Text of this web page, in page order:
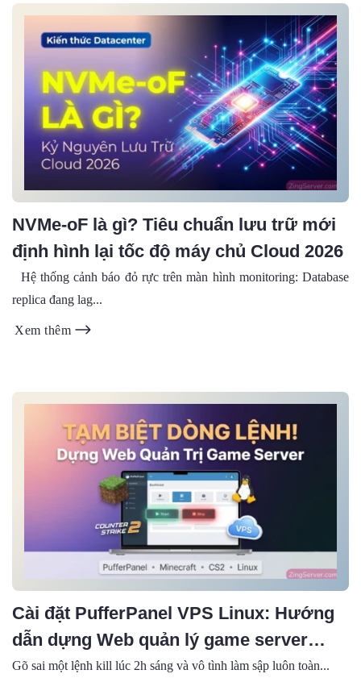
NVMe-oF là gì? Tiêu chuẩn lưu trữ mới
định hình lại tốc độ máy chủ Cloud 2026
Hệ thống cảnh báo đỏ rực trên màn hình monitoring: Database
replica đang lag...
Xem thêm
Cài đặt PufferPanel VPS Linux: Hướng
dẫn dựng Web quản lý game server
(2026)
Gõ sai một lệnh kill lúc 2h sáng và vô tình làm sập luôn toàn...